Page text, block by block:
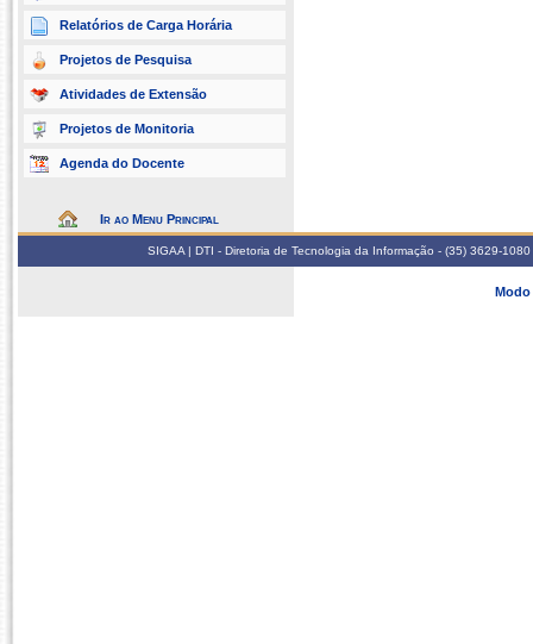
Relatórios de Carga Horária
Projetos de Pesquisa
Atividades de Extensão
Projetos de Monitoria
Agenda do Docente
Ir ao Menu Principal
SIGAA | DTI - Diretoria de Tecnologia da Informação - (35) 3629-
Modo